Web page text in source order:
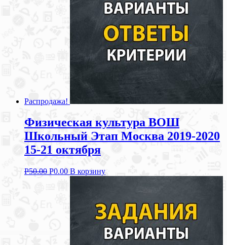
Распродажа!
Физическая культура ВОШ
Школьный Этап Москва 2019-2020
15-21 октября
Р50.00 Р0.00 В корзину